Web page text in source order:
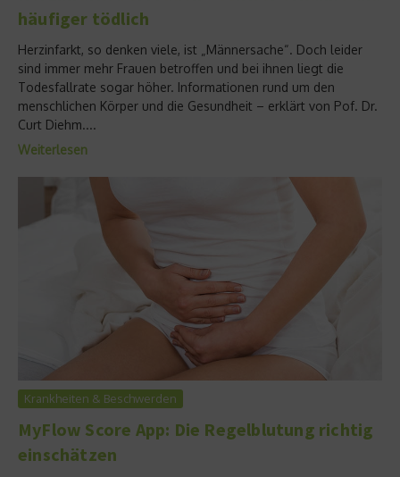
häufiger tödlich
Herzinfarkt, so denken viele, ist „Männersache“. Doch leider
sind immer mehr Frauen betroffen und bei ihnen liegt die
Todesfallrate sogar höher. Informationen rund um den
menschlichen Körper und die Gesundheit – erklärt von Pof. Dr.
Curt Diehm....
Weiterlesen
Krankheiten & Beschwerden
MyFlow Score App: Die Regelblutung richtig
einschätzen